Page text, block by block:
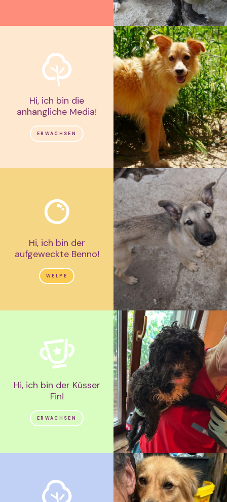
Hi, ich bin die
anhängliche Media!
ERWACHSEN
Hi, ich bin der
aufgeweckte Benno!
WELPE
Hi, ich bin der Küsser
Fin!
ERWACHSEN